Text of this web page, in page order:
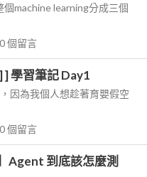
machine learning分成三個
0個留言
學習筆記 Day1
因為我個人想趁著育嬰假空
0個留言
Agent 到底該怎麼測